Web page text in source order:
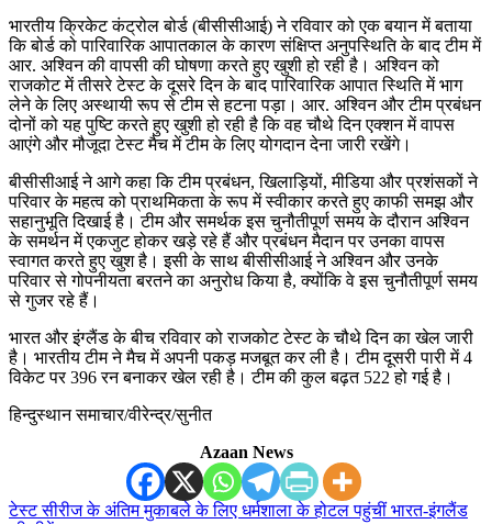
भारतीय क्रिकेट कंट्रोल बोर्ड (बीसीसीआई) ने रविवार को एक बयान में बताया
कि बोर्ड को पारिवारिक आपातकाल के कारण संक्षिप्त अनुपस्थिति के बाद टीम में
आर. अश्विन की वापसी की घोषणा करते हुए खुशी हो रही है। अश्विन को
राजकोट में तीसरे टेस्ट के दूसरे दिन के बाद पारिवारिक आपात स्थिति में भाग
लेने के लिए अस्थायी रूप से टीम से हटना पड़ा। आर. अश्विन और टीम प्रबंधन
दोनों को यह पुष्टि करते हुए खुशी हो रही है कि वह चौथे दिन एक्शन में वापस
आएंगे और मौजूदा टेस्ट मैच में टीम के लिए योगदान देना जारी रखेंगे।
बीसीसीआई ने आगे कहा कि टीम प्रबंधन, खिलाड़ियों, मीडिया और प्रशंसकों ने
परिवार के महत्व को प्राथमिकता के रूप में स्वीकार करते हुए काफी समझ और
सहानुभूति दिखाई है। टीम और समर्थक इस चुनौतीपूर्ण समय के दौरान अश्विन
के समर्थन में एकजुट होकर खड़े रहे हैं और प्रबंधन मैदान पर उनका वापस
स्वागत करते हुए खुश है। इसी के साथ बीसीसीआई ने अश्विन और उनके
परिवार से गोपनीयता बरतने का अनुरोध किया है, क्योंकि वे इस चुनौतीपूर्ण समय
से गुजर रहे हैं।
भारत और इंग्लैंड के बीच रविवार को राजकोट टेस्ट के चौथे दिन का खेल जारी
है। भारतीय टीम ने मैच में अपनी पकड़ मजबूत कर ली है। टीम दूसरी पारी में 4
विकेट पर 396 रन बनाकर खेल रही है। टीम की कुल बढ़त 522 हो गई है।
हिन्दुस्थान समाचार/वीरेन्द्र/सुनीत
Azaan News
टेस्ट सीरीज के अंतिम मुकाबले के लिए धर्मशाला के होटल पहुंचीं भारत-इंगलैंड